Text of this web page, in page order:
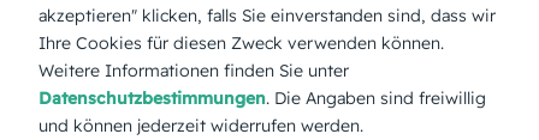
akzeptieren" klicken, falls Sie einverstanden sind, dass wir
Ihre Cookies für diesen Zweck verwenden können.
Weitere Informationen finden Sie unter
Datenschutzbestimmungen. Die Angaben sind freiwillig
und können jederzeit widerrufen werden.